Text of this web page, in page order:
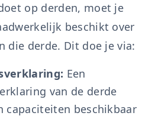
op derden, moet je
beschikt over
die derde. Dit doe je via:
Een
van de derde
capaciteiten beschikbaar